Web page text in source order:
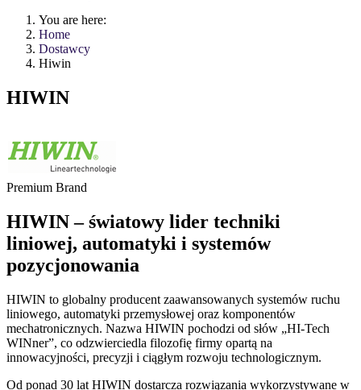
You are here:
Home
Dostawcy
Hiwin
HIWIN
Premium Brand
HIWIN – światowy lider techniki
liniowej, automatyki i systemów
pozycjonowania
HIWIN to globalny producent zaawansowanych systemów ruchu
liniowego, automatyki przemysłowej oraz komponentów
mechatronicznych. Nazwa HIWIN pochodzi od słów „HI-Tech
WINner”, co odzwierciedla filozofię firmy opartą na
innowacyjności, precyzji i ciągłym rozwoju technologicznym.
Od ponad 30 lat HIWIN dostarcza rozwiązania wykorzystywane w